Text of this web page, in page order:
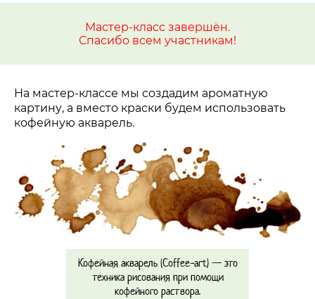
Мастер-класс завершён.
Спасибо всем участникам!
На мастер-классе мы создадим ароматную
картину, а вместо краски будем использовать
кофейную акварель.
Кофейная акварель (Сoffee-art)—это
техника рисования при помощи
кофейного раствора.